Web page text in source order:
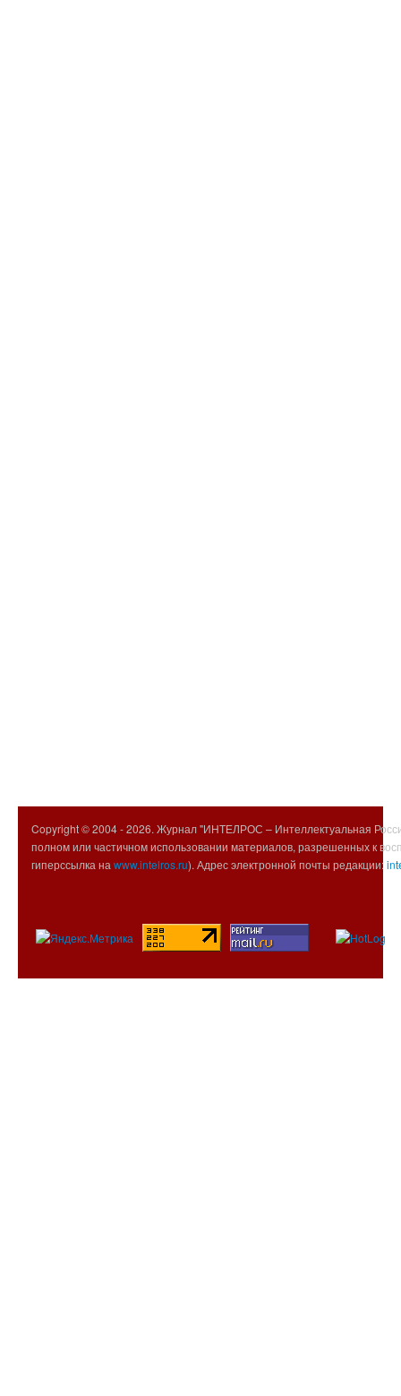
Copyright © 2004 -2026. Журнал "ИНТЕЛРОС – Интеллектуальная
полном или частичном использовании материалов, разрешенных к
гиперссылка на www.intelros.ru). Адрес электронной почты редакции: